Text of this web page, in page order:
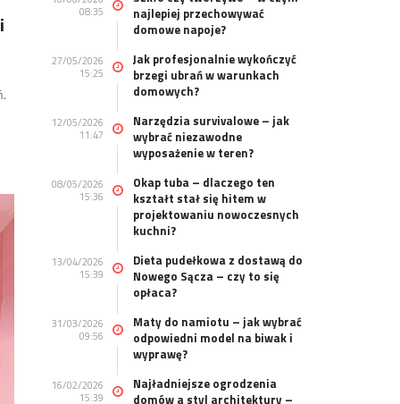
08:35
najlepiej przechowywać
domowe napoje?
27/05/2026
15:25
Jak profesjonalnie wykończyć
brzegi ubrań w warunkach
domowych?
12/05/2026
11:47
Narzędzia survivalowe – jak
wybrać niezawodne
wyposażenie w teren?
08/05/2026
15:36
Okap tuba – dlaczego ten
kształt stał się hitem w
projektowaniu nowoczesnych
kuchni?
13/04/2026
15:39
Dieta pudełkowa z dostawą do
Nowego Sącza – czy to się
opłaca?
31/03/2026
09:56
Maty do namiotu – jak wybrać
odpowiedni model na biwak i
wyprawę?
16/02/2026
15:39
Najładniejsze ogrodzenia
domów a styl architektury –